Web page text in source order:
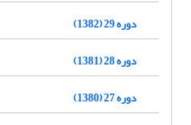
دوره 29 (1382)
دوره 28 (1381)
دوره 27 (1380)